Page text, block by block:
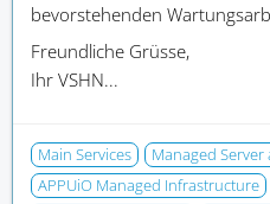
bevorstehenden
Freundliche Grüsse,
Ihr VSHN...
Main Services
Managed Server
APPUiO Managed Infrastructure